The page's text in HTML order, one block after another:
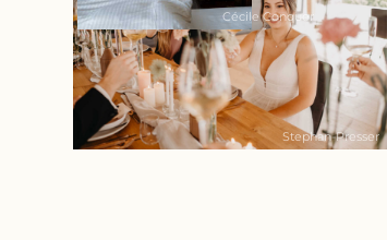
Cécile Conquer
Stephan-Presser